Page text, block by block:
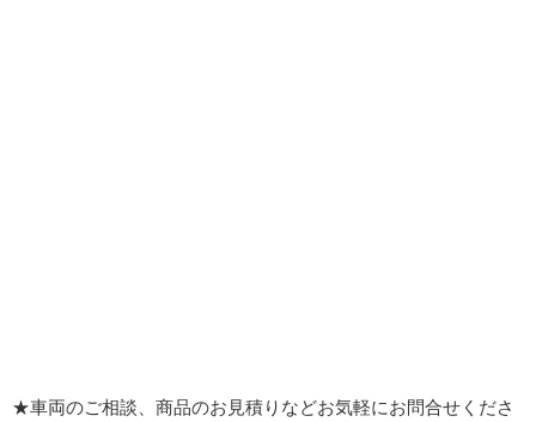
★車両のご相談、商品のお見積りなどお気軽にお問合せくださ